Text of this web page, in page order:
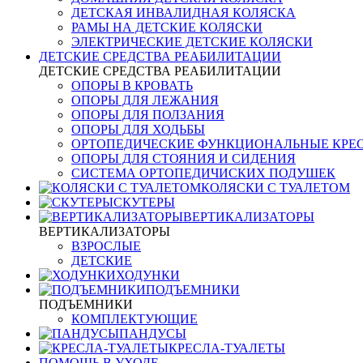
ДЕТСКАЯ ИНВАЛИДНАЯ КОЛЯСКА
РАМЫ НА ДЕТСКИЕ КОЛЯСКИ
ЭЛЕКТРИЧЕСКИЕ ДЕТСКИЕ КОЛЯСКИ
ДЕТСКИЕ СРЕДСТВА РЕАБИЛИТАЦИИ
ДЕТСКИЕ СРЕДСТВА РЕАБИЛИТАЦИИ
ОПОРЫ В КРОВАТЬ
ОПОРЫ ДЛЯ ЛЕЖАНИЯ
ОПОРЫ ДЛЯ ПОЛЗАНИЯ
ОПОРЫ ДЛЯ ХОДЬБЫ
ОРТОПЕДИЧЕСКИЕ ФУНКЦИОНАЛЬНЫЕ
ОПОРЫ ДЛЯ СТОЯНИЯ И СИДЕНИЯ
СИСТЕМА ОРТОПЕДИЧИСКИХ ПОДУШЕК
КОЛЯСКИ С ТУАЛЕТОМ
СКУТЕРЫ
ВЕРТИКАЛИЗАТОРЫ
ВЕРТИКАЛИЗАТОРЫ
ВЗРОСЛЫЕ
ДЕТСКИЕ
ХОДУНКИ
ПОДЪЕМНИКИ
ПОДЪЕМНИКИ
КОМПЛЕКТУЮЩИЕ
ПАНДУСЫ
КРЕСЛА-ТУАЛЕТЫ